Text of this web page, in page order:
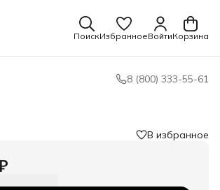
ПоискИзбранноеВойтиКорзина
8 (800) 333-55-61
В избранное